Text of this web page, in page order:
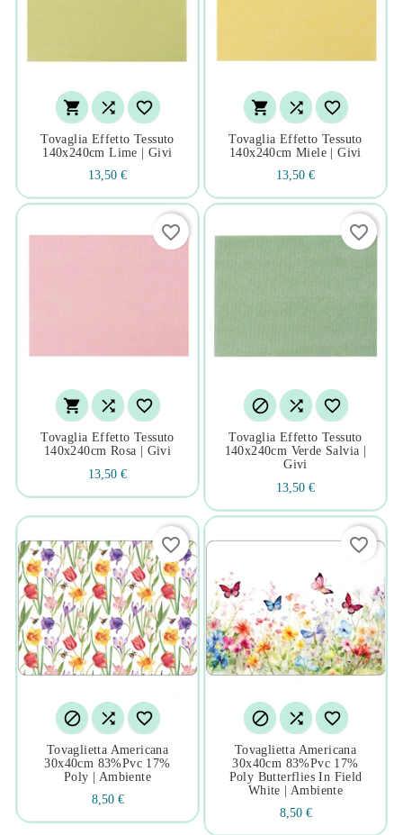
  
Tovaglia Effetto Tessuto
140x240cm Lime | Givi
13,50 €
  
Tovaglia Effetto Tessuto
140x240cm Miele | Givi
13,50 €
  
Tovaglia Effetto Tessuto
140x240cm Rosa | Givi
13,50 €
favorite_border
  
Tovaglia Effetto Tessuto
140x240cm Verde Salvia |
Givi
13,50 €
favorite_border
  
Tovaglietta Americana
30x40cm 83%pvc 17%
Poly | Ambiente
8,50 €
favorite_border
  
Tovaglietta Americana
30x40cm 83%pvc 17%
Poly Butterflies In Field
White | Ambiente
8,50 €
favorite_border